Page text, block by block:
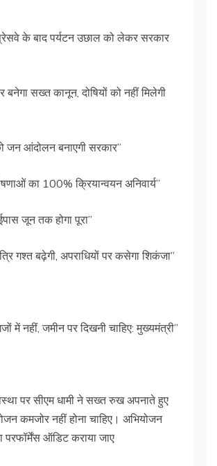
के बाद पर्यटन उछाल को लेकर सरकार
सख्त कानून, दोषियों को नहीं मिलेगी
जन आंदोलन बनाएगी सरकार”
का 100% क्रियान्वयन अनिवार्य”
जून तक होगा पूरा”
गश्त बढ़ेगी, अपराधियों पर कसेगा शिकंजा”
में नहीं, जमीन पर दिखनी चाहिए: मुख्यमंत्री”
पर सीएम धामी ने सख्त रुख अपनाते हुए
कमजोर नहीं होना चाहिए। अभियोजन
परफॉर्मेंस ऑडिट कराया जाए